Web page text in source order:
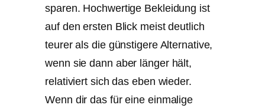
sparen. Hochwertige Bekleidung ist
auf den ersten Blick meist deutlich
teurer als die günstigere Alternative,
wenn sie dann aber länger hält,
relativiert sich das eben wieder.
Wenn dir das für eine einmalige